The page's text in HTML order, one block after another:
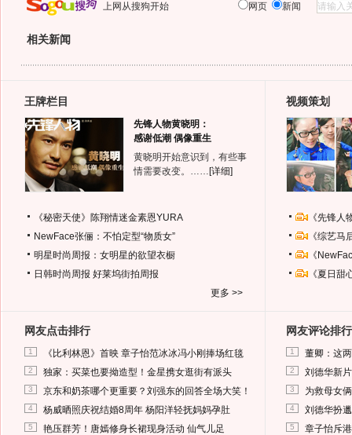
上网从搜狗开始 网页 新闻
相关新闻
王牌栏目
先锋人物黄晓明：
感谢低潮 偶像重生
黄晓明开始意识到，有些事
情需要改变。…… [详细]
《秘密天使》陈翔情迷金素恩YURA
NewFace张俪：不怕定型“物质女”
明星时尚周报：女明星的欲望衣橱
日韩时尚周报 好莱坞街拍周报
更多 >>
视频策划
《先锋
《综艺
《
《夏日
网友点击排行
1 《比利林恩》首映 章子怡范冰冰冯小刚捧场红毯
2 独家：买菜也要拗造型！金星携女逛街有派头
3 京东和奶茶哪个更重要？刘强东的回答全场大笑！
4 杨威晒照庆祝结婚8周年 杨阳洋轻抚妈妈孕肚
5 艳压群芳！唐嫣修身长裙现身活动 仙气儿足
网友评论排行
1 董卿：这
2 刘德华新
3 为救母女
4 刘德华扮
5 章子怡斥